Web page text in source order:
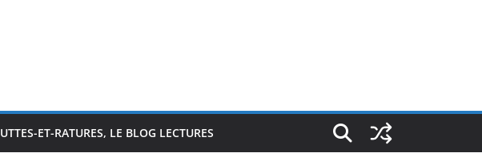
ET-RATURES, LE BLOG LECTURES